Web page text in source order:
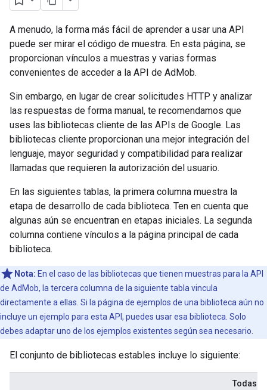
A menudo, la forma más fácil de aprender a usar una API
puede ser mirar el código de muestra. En esta página, se
proporcionan vínculos a muestras y varias formas
convenientes de acceder a la API de AdMob.
Sin embargo, en lugar de crear solicitudes HTTP y analizar
las respuestas de forma manual, te recomendamos que
uses las bibliotecas cliente de las APIs de Google. Las
bibliotecas cliente proporcionan una mejor integración del
lenguaje, mayor seguridad y compatibilidad para realizar
llamadas que requieren la autorización del usuario.
En las siguientes tablas, la primera columna muestra la
etapa de desarrollo de cada biblioteca. Ten en cuenta que
algunas aún se encuentran en etapas iniciales. La segunda
columna contiene vínculos a la página principal de cada
biblioteca.
Nota: En el caso de las bibliotecas que tienen muestras para la API
de AdMob, la tercera columna de la siguiente tabla vincula
directamente a ellas. Si la página de ejemplos de una biblioteca aún no
incluye un ejemplo para esta API, puedes usar esa biblioteca. Solo
debes adaptar uno de los ejemplos existentes según sea necesario.
El conjunto de bibliotecas estables incluye lo siguiente:
Todas